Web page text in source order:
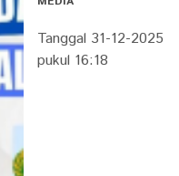
Tanggal 31-12-2025
pukul 16:18